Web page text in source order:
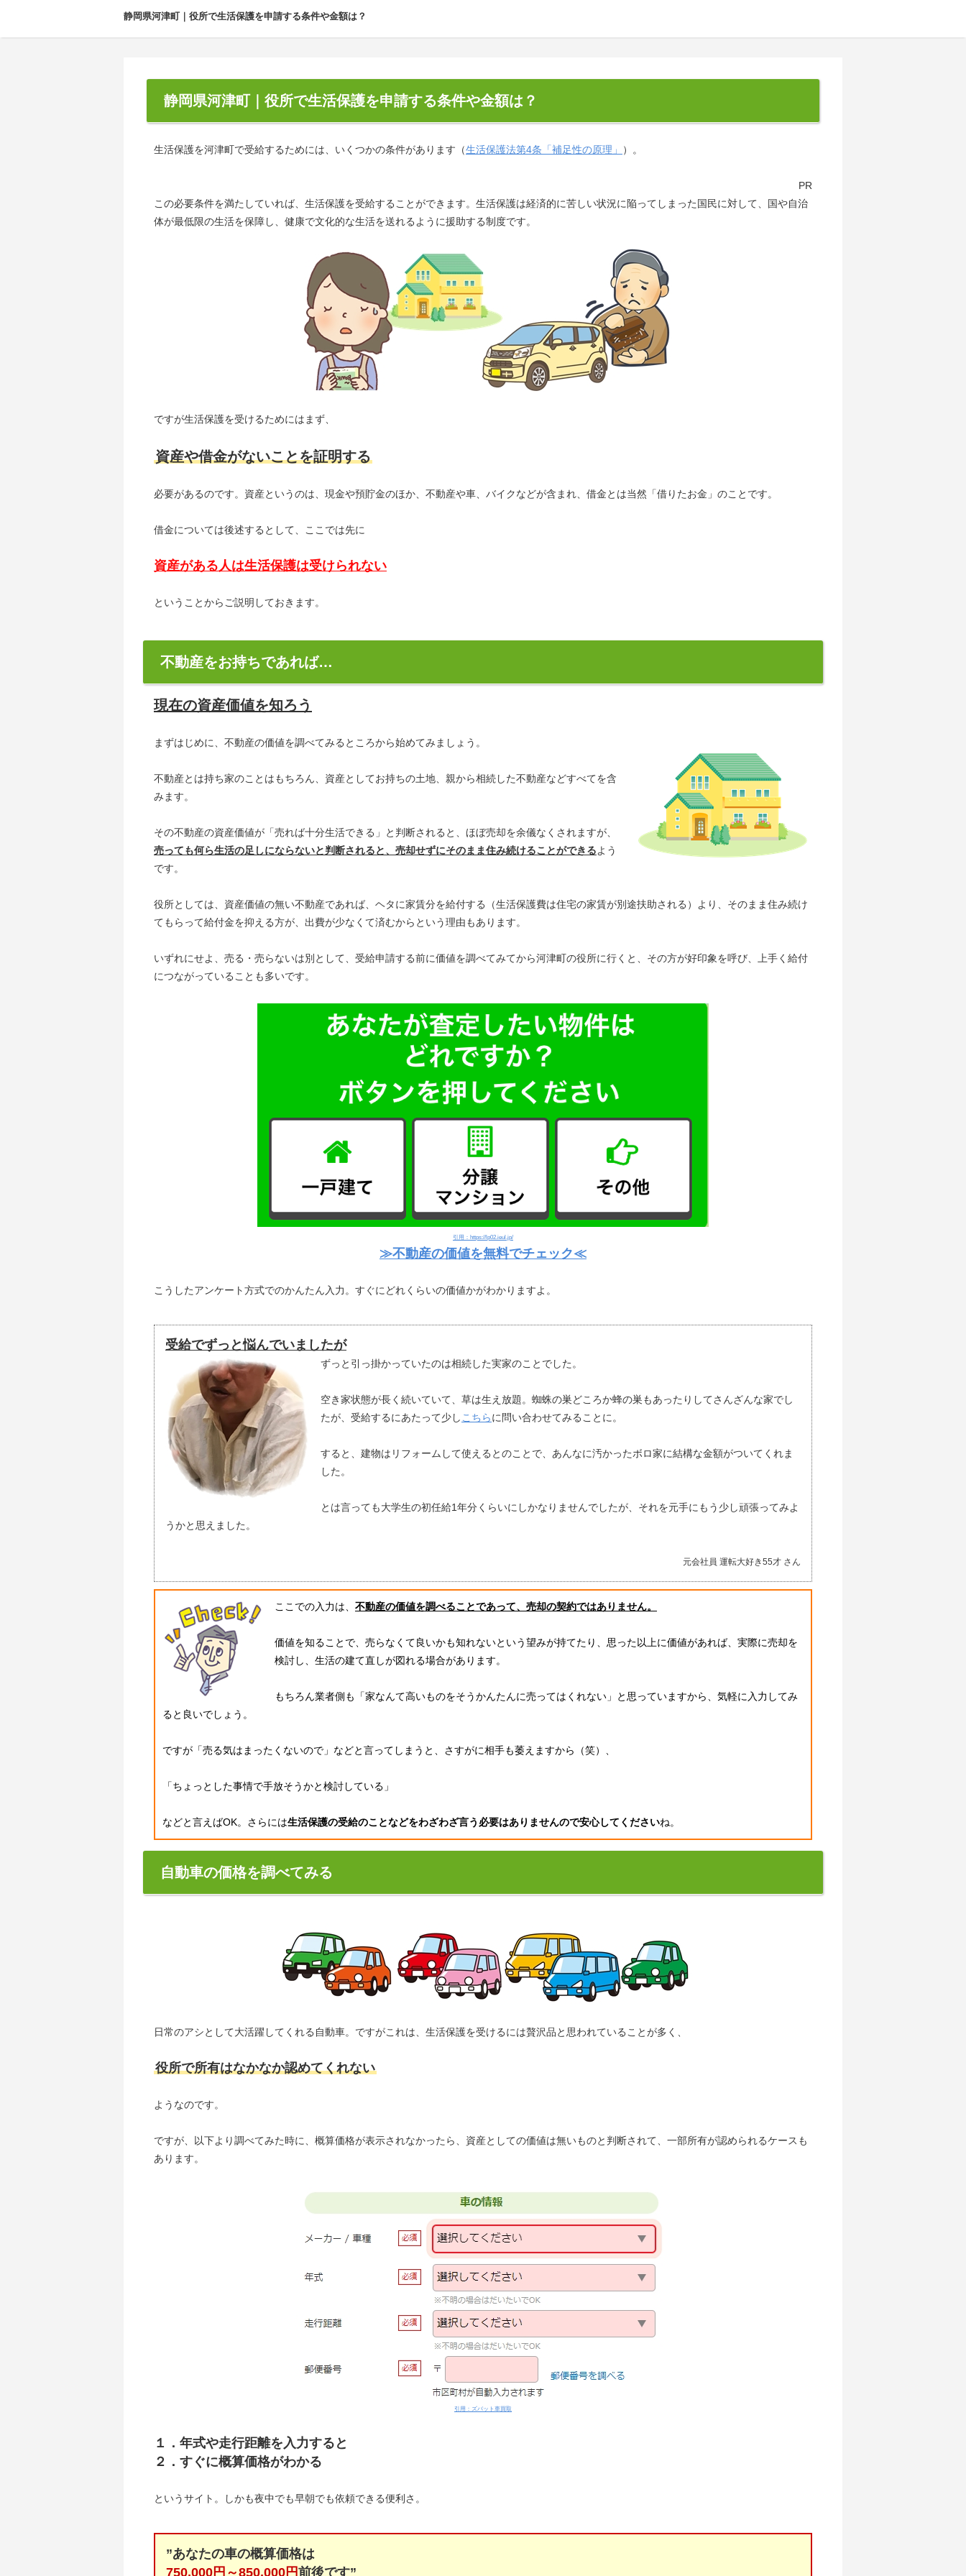
静岡県河津町｜役所で生活保護を申請する条件や金額は？
静岡県河津町｜役所で生活保護を申請する条件や金額は？
生活保護を河津町で受給するためには、いくつかの条件があります（生活保護法第4条「補足性の原理」 ）。
PR
この必要条件を満たしていれば、生活保護を受給することができます。生活保護は経済的に苦しい状況に陥ってしまった国民に対して、国や自治
体が最低限の生活を保障し、健康で文化的な生活を送れるように援助する制度です。
ですが生活保護を受けるためにはまず、
資産や借金がないことを証明する
必要があるのです。資産というのは、現金や預貯金のほか、不動産や車、バイクなどが含まれ、借金とは当然「借りたお金」のことです。
借金については後述するとして、ここでは先に
資産がある人は生活保護は受けられない
ということからご説明しておきます。
不動産をお持ちであれば…
現在の資産価値を知ろう
まずはじめに、不動産の価値を調べてみるところから始めてみましょう。
不動産とは持ち家のことはもちろん、資産としてお持ちの土地、親から相続した不動産などすべてを含
みます。
その不動産の資産価値が「売れば十分生活できる」と判断されると、ほぼ売却を余儀なくされますが、
売っても何ら生活の足しにならないと判断されると、売却せずにそのまま住み続けることができるよう
です。
役所としては、資産価値の無い不動産であれば、ヘタに家賃分を給付する（生活保護費は住宅の家賃が別途扶助される）より、そのまま住み続け
てもらって給付金を抑える方が、出費が少なくて済むからという理由もあります。
いずれにせよ、売る・売らないは別として、受給申請する前に価値を調べてみてから河津町の役所に行くと、その方が好印象を呼び、上手く給付
につながっていることも多いです。
引用：https://lp02.ieul.jp/
≫不動産の価値を無料でチェック≪
こうしたアンケート方式でのかんたん入力。すぐにどれくらいの価値かがわかりますよ。
受給でずっと悩んでいましたが
ずっと引っ掛かっていたのは相続した実家のことでした。
空き家状態が長く続いていて、草は生え放題。蜘蛛の巣どころか蜂の巣もあったりしてさんざんな家でし
たが、受給するにあたって少し こちらに問い合わせてみることに。
すると、建物はリフォームして使えるとのことで、あんなに汚かったボロ家に結構な金額がついてくれま
した。
とは言っても大学生の初任給1年分くらいにしかなりませんでしたが、それを元手にもう少し頑張ってみよ
うかと思えました。
元会社員 運転大好き55才 さん
ここでの入力は、 不動産の価値を調べることであって、売却の契約ではありません。
価値を知ることで、売らなくて良いかも知れないという望みが持てたり、思った以上に価値があれば、実際に売却を
検討し、生活の建て直しが図れる場合があります。
もちろん業者側も「家なんて高いものをそうかんたんに売ってはくれない」と思っていますから、気軽に入力してみ
ると良いでしょう。
ですが「売る気はまったくないので」などと言ってしまうと、さすがに相手も萎えますから（笑）、
「ちょっとした事情で手放そうかと検討している」
などと言えばOK。さらには生活保護の受給のことなどをわざわざ言う必要はありませんので安心してくださいね。
自動車の価格を調べてみる
日常のアシとして大活躍してくれる自動車。ですがこれは、生活保護を受けるには贅沢品と思われていることが多く、
役所で所有はなかなか認めてくれない
ようなのです。
ですが、以下より調べてみた時に、概算価格が表示されなかったら、資産としての価値は無いものと判断されて、一部所有が認められるケースも
あります。
引用：ズバット車買取
１．年式や走行距離を入力すると
２．すぐに概算価格がわかる
というサイト。しかも夜中でも早朝でも依頼できる便利さ。
”あなたの車の概算価格は
750,000円～850,000円前後です”